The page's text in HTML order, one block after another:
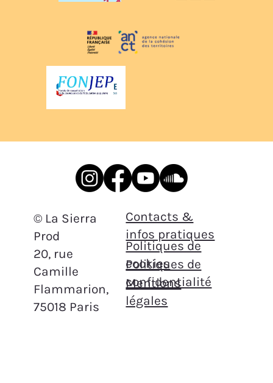
© La Sierra
Prod
20, rue
Camille
Flammarion,
75018 Paris
Mentions
légales
Politiques de
confidentialité
Politiques de
cookies
Contacts &
infos pratiques